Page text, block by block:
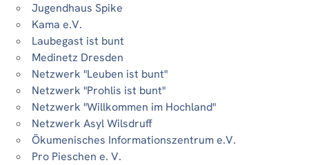
Jugendhaus Spike
Kama e.V.
Laubegast ist bunt
Medinetz Dresden
Netzwerk "Leuben ist bunt"
Netzwerk "Prohlis ist bunt"
Netzwerk "Willkommen im Hochland"
Netzwerk Asyl Wilsdruff
Ökumenisches Informationszentrum e.V.
Pro Pieschen e. V.